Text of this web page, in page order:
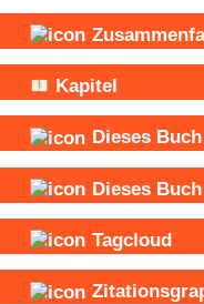
Kapitel
Dieses Buch
Dieses Buch
Tagcloud